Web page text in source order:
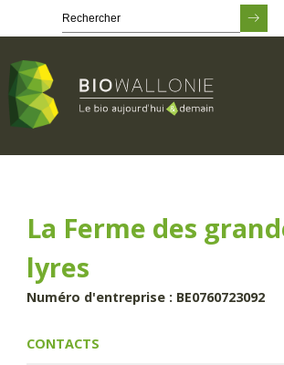
principalLa Ferme des
lyres
Numéro d'entreprise : BE0760723092
CONTACTS